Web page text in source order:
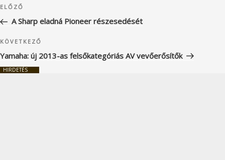
navigáció
Korábbi
bejegyzés
ELŐZŐ
A Sharp eladná Pioneer részesedését
Következő
bejegyzés
KÖVETKEZŐ
Yamaha: új 2013-as felsőkategóriás AV vevőerősítők
HIRDETÉS